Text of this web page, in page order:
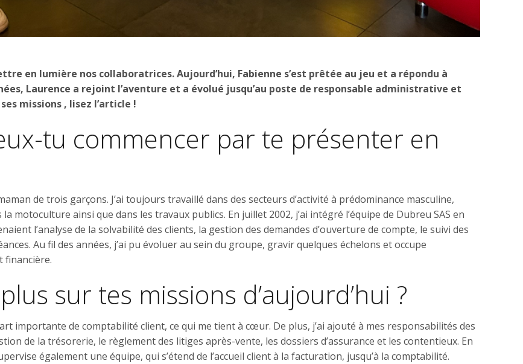
en lumière nos collaboratrices. Aujourd’hui, Fabienne s’est prêtée au jeu et a répondu à
Laurence a rejoint l’aventure et a évolué jusqu’au poste de responsable administrative et
missions , lisez l’article !
tu commencer par te présenter en
de trois garçons. J’ai toujours travaillé dans des secteurs d’activité à prédominance masculine,
motoculture ainsi que dans les travaux publics. En juillet 2002, j’ai intégré l’équipe de Dubreu SAS en
l’analyse de la solvabilité des clients, la gestion des demandes d’ouverture de compte, le suivi des
Au fil des années, j’ai pu évoluer au sein du groupe, gravir quelques échelons et occupe
financière.
sur tes missions d’aujourd’hui ?
importante de comptabilité client, ce qui me tient à cœur. De plus, j’ai ajouté à mes responsabilités des
de la trésorerie, le règlement des litiges après-vente, les dossiers d’assurance et les contentieux. En
également une équipe, qui s’étend de l’accueil client à la facturation, jusqu’à la comptabilité.